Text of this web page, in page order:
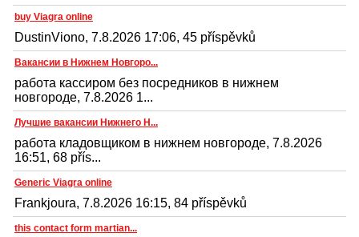
buy Viagra online
DustinViono, 7.8.2026 17:06, 45 příspěvků
Вакансии в Нижнем Новгоро...
работа кассиром без посредников в нижнем
новгороде, 7.8.2026 1...
Лучшие вакансии Нижнего Н...
работа кладовщиком в нижнем новгороде, 7.8.2026
16:51, 68 přís...
Generic Viagra online
Frankjoura, 7.8.2026 16:15, 84 příspěvků
this contact form martian...